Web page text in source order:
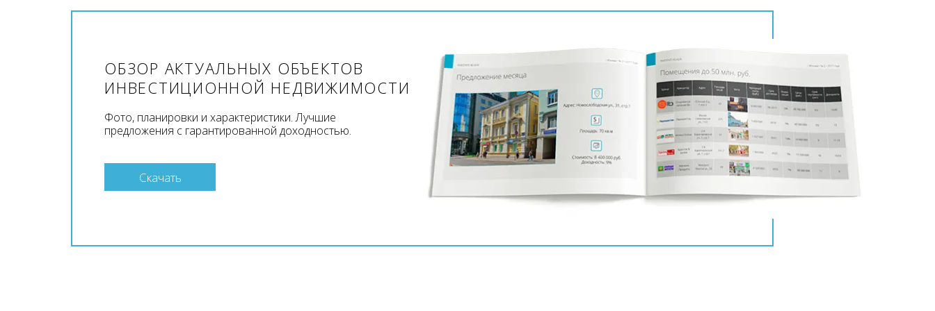
ОБЗОР АКТУАЛЬНЫХ ОБЪЕКТОВ
ИНВЕСТИЦИОННОЙ НЕДВИЖИМОСТИ
Фото, планировки и характеристики. Лучшие
предложения с гарантированной доходностью.
Скачать